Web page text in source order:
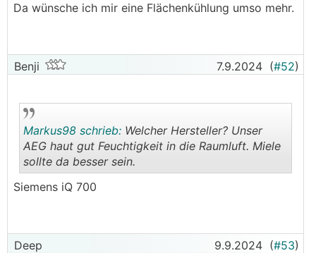
Da wünsche ich mir eine Flächenkühlung umso mehr.
Benji 7.9.2024 (#52)
Markus98 schrieb: Welcher Hersteller? Unser
AEG haut gut Feuchtigkeit in die Raumluft. Miele
sollte da besser sein.
Siemens iQ 700
Deep 9.9.2024 (#53)